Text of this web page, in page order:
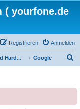
( yourfone.de
Anmelden
Registrieren
Handy und Hardware (Herstellerforen) Google
e